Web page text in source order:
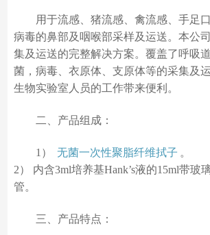
用于流感、猪流感、禽流感、手足
病毒的鼻部及咽喉部采样及运送。本公
集及运送的完整解决方案。覆盖了呼吸
菌，病毒、衣原体、支原体等的采集及
生物实验室人员的工作带来便利。
二、产品组成：
1） 无菌一次性聚脂纤维拭子 。
2） 内含3ml培养基Hank’s液的15ml带玻
管。
三、产品特点：